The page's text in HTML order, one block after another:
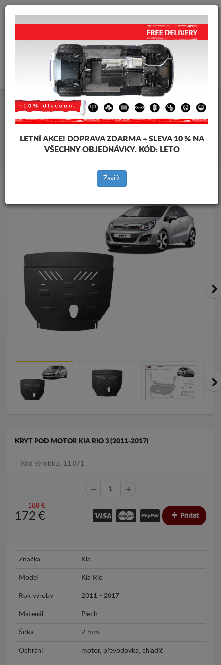
info@krytpodmotor.com
Kryt pod motor Kia Kryt pod motor Kia Rio
vozidel
Značky vozidel
Zpět na produkty
KRYT POD MOTOR KIA RIO 3 (2011-2017)
Kód výrobku: 11.071
188 €
172 € Přídat
Značka Kia
Model Kia Rio
Rok výroby 2011 - 2017
Materiál Plech
Šírka 2 mm
Ochrání motor, převodovka, chladič
LETNÍ AKCE! DOPRAVA ZDARMA + SLEVA 10 % NA
VŠECHNY OBJEDNÁVKY. KÓD: LETO
Zavřít